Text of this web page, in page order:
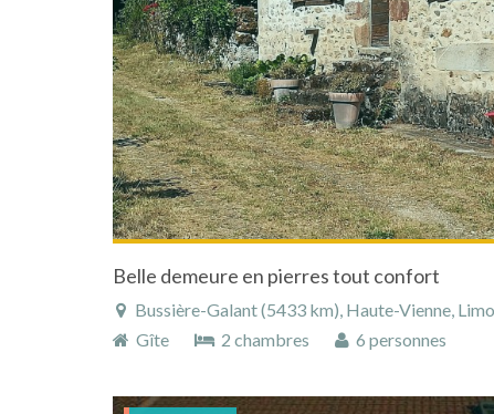
Belle demeure en pierres tout confort
Bussière-Galant (5433 km), Haute-Vienne,
Gîte
2 chambres 6 personnes